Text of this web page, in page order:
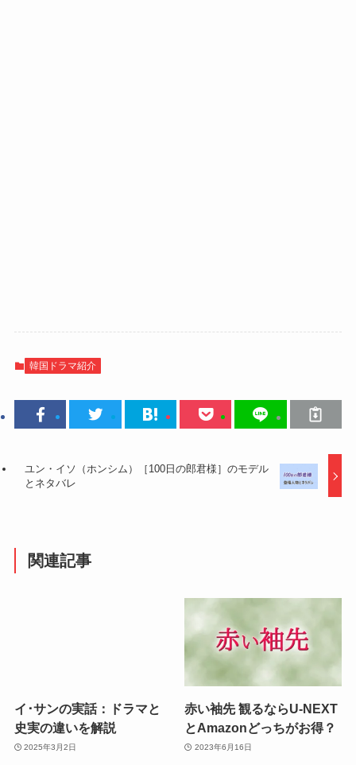
韓国ドラマ紹介
ユン・イソ（ホンシム）［100日の郎君様］のモデル
とネタバレ
関連記事
イ･サンの実話：ドラマと
史実の違いを解説
2025年3月2日
赤い袖先 観るならU-NEXT
とAmazonどっちがお得？
2023年6月16日